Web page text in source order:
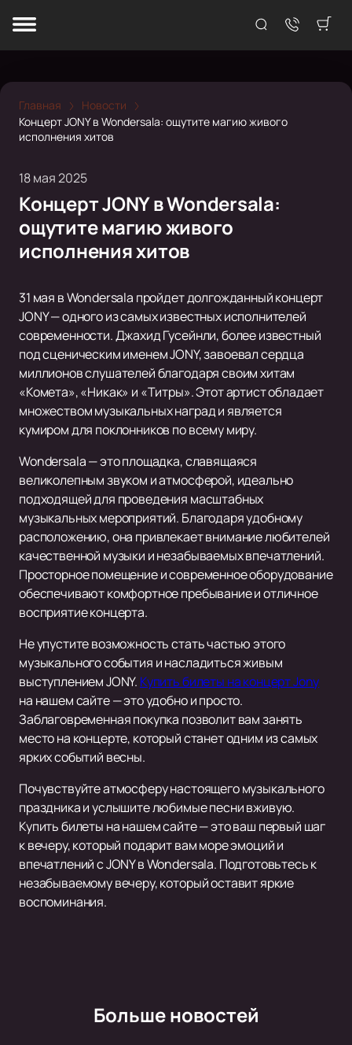
Главная
Новости
Концерт JONY в Wondersala: ощутите магию живого
исполнения хитов
18 мая 2025
Концерт JONY в Wondersala:
ощутите магию живого
исполнения хитов
31 мая в Wondersala пройдет долгожданный концерт
JONY — одного из самых известных исполнителей
современности. Джахид Гусейнли, более известный
под сценическим именем JONY, завоевал сердца
миллионов слушателей благодаря своим хитам
«Комета», «Никак» и «Титры». Этот артист обладает
множеством музыкальных наград и является
кумиром для поклонников по всему миру.
Wondersala — это площадка, славящаяся
великолепным звуком и атмосферой, идеально
подходящей для проведения масштабных
музыкальных мероприятий. Благодаря удобному
расположению, она привлекает внимание любителей
качественной музыки и незабываемых впечатлений.
Просторное помещение и современное оборудование
обеспечивают комфортное пребывание и отличное
восприятие концерта.
Не упустите возможность стать частью этого
музыкального события и насладиться живым
выступлением JONY. Купить билеты на концерт Jony
на нашем сайте — это удобно и просто.
Заблаговременная покупка позволит вам занять
место на концерте, который станет одним из самых
ярких событий весны.
Почувствуйте атмосферу настоящего музыкального
праздника и услышите любимые песни вживую.
Купить билеты на нашем сайте — это ваш первый шаг
к вечеру, который подарит вам море эмоций и
впечатлений с JONY в Wondersala. Подготовьтесь к
незабываемому вечеру, который оставит яркие
воспоминания.
Больше новостей